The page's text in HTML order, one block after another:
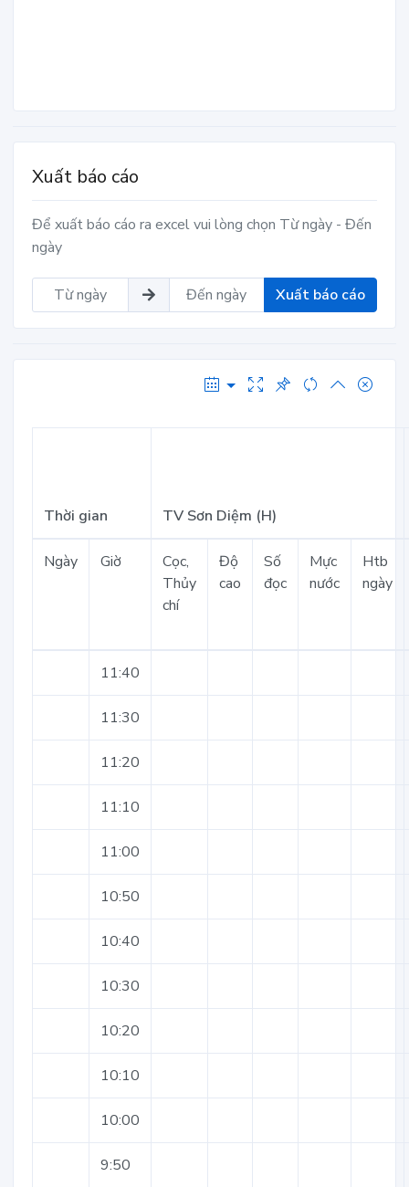
Xuất báo cáo
Để xuất báo cáo ra excel vui lòng chọn Từ ngày - Đến
ngày
Xuất báo cáo
Thời gian TV Sơn Diệm (H)
Ngày Giờ
Cọc,
Thủy
chí
Độ
cao
Số
đọc
Mực
nước
Htb
ngày
11:40
11:30
11:20
11:10
11:00
10:50
10:40
10:30
10:20
10:10
10:00
9:50